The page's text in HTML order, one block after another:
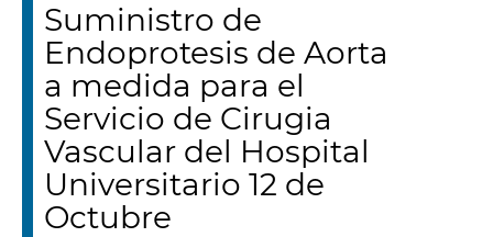
Suministro de
Endoprotesis de Aorta
a medida para el
Servicio de Cirugia
Vascular del Hospital
Universitario 12 de
Octubre